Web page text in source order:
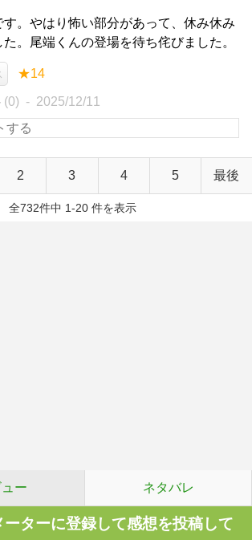
す。やはり怖い部分があって、休み休み
。尾端くんの登場を待ち侘びました。
★14
(0) 2025/12/11
2 3 4 5 最後
全732件中 1-20 件を表示
ー ネタバレ
ターに登録して感想を投稿して